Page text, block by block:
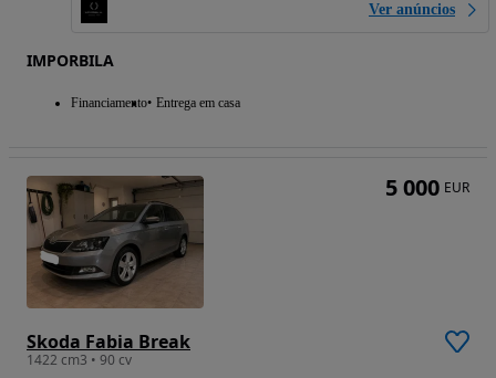
Ver anúncios
IMPORBILA
Financiamento Entrega em casa
Skoda Fabia Break
1422 cm3 • 90 cv
5 000 EUR